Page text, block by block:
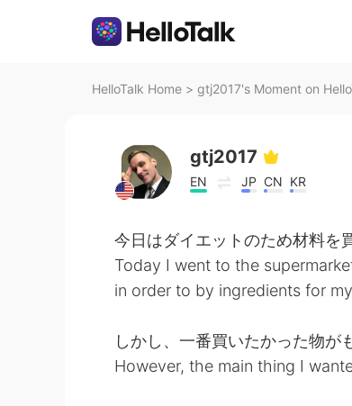
HelloTalk Home > gtj2017's Moment on
gtj2017
EN JP CN KR
今日はダイエットのため材料を
Today I went to the
in order to by ingredients for
しかし、一番買いたかった物が
However, the main thing I